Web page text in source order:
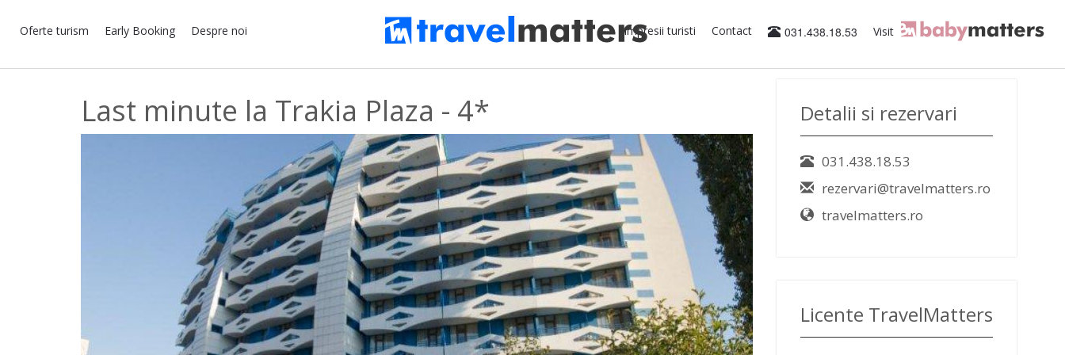
Oferte turism Early Booking Despre noi Impresii turisti Contact 031.438.18.53 Visit
Last minute la Trakia Plaza - 4* Detalii si rezervari
031.438.18.53
rezervari@travelmatters.ro
travelmatters.ro
Licente TravelMatters